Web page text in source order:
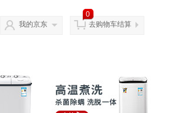
我的京东
0
去购物车结算